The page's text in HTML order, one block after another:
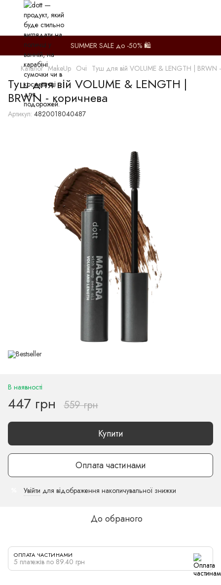
SUMMER SALE до -50% 🛍️
Каталог MakeUp Очі Туш для вій VOLUME & LENGTH | BRWN
Туш для вій VOLUME & LENGTH |
BRWN - коричнева
Артикул: 4820018040487
В наявності
447 грн 559 грн
Купити
Оплата частинами
Увійти для відображення накопичувальної знижки
До обраного
ОПЛАТА ЧАСТИНАМИ
5 платежів по 89.40 грн